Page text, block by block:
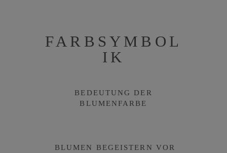
FARBSYMBOL
IK
BEDEUTUNG DER
BLUMENFARBE
BLUMEN BEGEISTERN VOR